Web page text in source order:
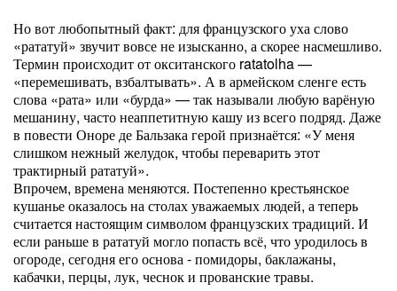
Но вот любопытный факт: для французского уха слово
«рататуй» звучит вовсе не изысканно, а скорее насмешливо.
Термин происходит от окситанского ratatolha —
«перемешивать, взбалтывать». А в армейском сленге есть
слова «рата» или «бурда» — так называли любую варёную
мешанину, часто неаппетитную кашу из всего подряд. Даже
в повести Оноре де Бальзака герой признаётся: «У меня
слишком нежный желудок, чтобы переварить этот
трактирный рататуй».
Впрочем, времена меняются. Постепенно крестьянское
кушанье оказалось на столах уважаемых людей, а теперь
считается настоящим символом французских традиций. И
если раньше в рататуй могло попасть всё, что уродилось в
огороде, сегодня его основа - помидоры, баклажаны,
кабачки, перцы, лук, чеснок и прованские травы.